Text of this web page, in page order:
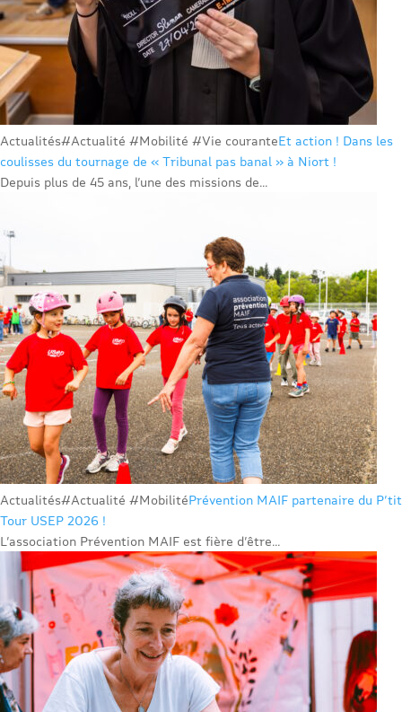
Actualités#Actualité #Mobilité #Vie couranteEt action ! Dans les
coulisses du tournage de « Tribunal pas banal » à Niort !
Depuis plus de 45 ans, l’une des missions de...
Actualités#Actualité #MobilitéPrévention MAIF partenaire du P’tit
Tour USEP 2026 !
L’association Prévention MAIF est fière d’être...